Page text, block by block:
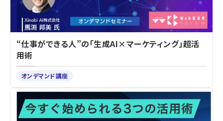
“仕事ができる人”の「生成AI×マーケティング」超活
用術
オンデマンド講座